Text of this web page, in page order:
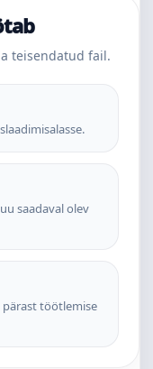
teisendatud fail.
saadaval olev
töötlemise